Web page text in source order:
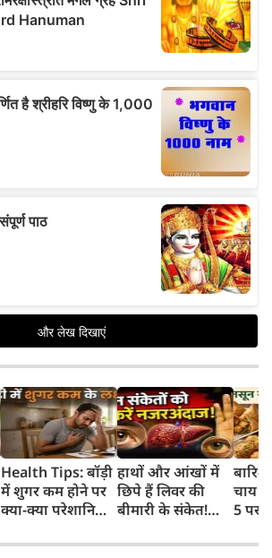
Health Tips: बॉड़ी
में शुगर कम होने पर
क्या-क्या परेशानियां
बातें
हाथों और आंखों में
छिपे हैं लिवर की
बीमारी के संकेत!
नजरअंदाज
चाय
5